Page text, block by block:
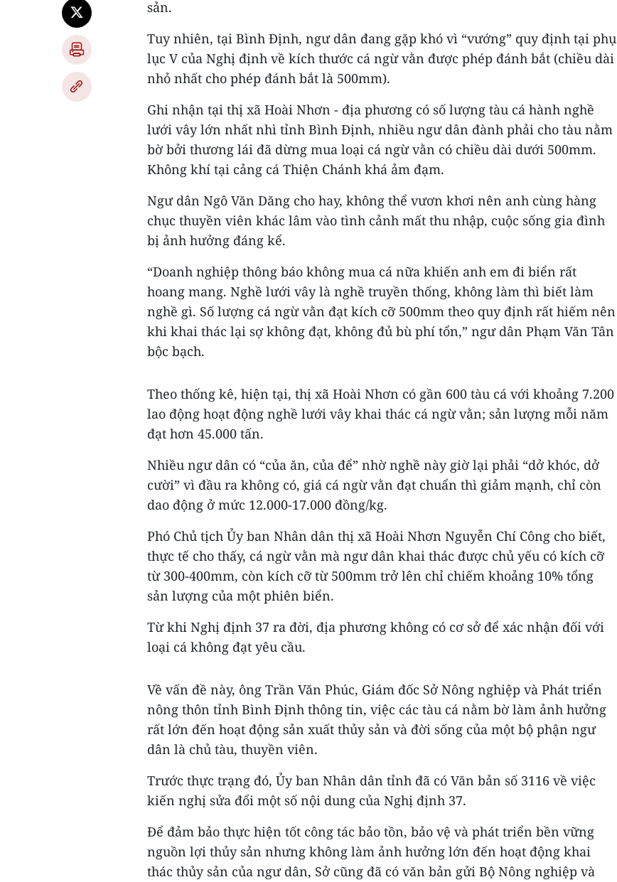
sản.
Tuy nhiên, tại Bình Định, ngư dân đang gặp khó vì “vướng” quy định tại phụ
lục V của Nghị định về kích thước cá ngừ vằn được phép đánh bắt (chiều dài
nhỏ nhất cho phép đánh bắt là 500mm).
Ghi nhận tại thị xã Hoài Nhơn - địa phương có số lượng tàu cá hành nghề
lưới vây lớn nhất nhì tỉnh Bình Định, nhiều ngư dân đành phải cho tàu nằm
bờ bởi thương lái đã dừng mua loại cá ngừ vằn có chiều dài dưới 500mm.
Không khí tại cảng cá Thiện Chánh khá ảm đạm.
Ngư dân Ngô Văn Dăng cho hay, không thể vươn khơi nên anh cùng hàng
chục thuyền viên khác lâm vào tình cảnh mất thu nhập, cuộc sống gia đình
bị ảnh hưởng đáng kể.
“Doanh nghiệp thông báo không mua cá nữa khiến anh em đi biển rất
hoang mang. Nghề lưới vây là nghề truyền thống, không làm thì biết làm
nghề gì. Số lượng cá ngừ vằn đạt kích cỡ 500mm theo quy định rất hiếm nên
khi khai thác lại sợ không đạt, không đủ bù phí tổn,” ngư dân Phạm Văn Tân
bộc bạch.
Theo thống kê, hiện tại, thị xã Hoài Nhơn có gần 600 tàu cá với khoảng 7.200
lao động hoạt động nghề lưới vây khai thác cá ngừ vằn; sản lượng mỗi năm
đạt hơn 45.000 tấn.
Nhiều ngư dân có “của ăn, của để” nhờ nghề này giờ lại phải “dở khóc, dở
cười” vì đầu ra không có, giá cá ngừ vằn đạt chuẩn thì giảm mạnh, chỉ còn
dao động ở mức 12.000-17.000 đồng/kg.
Phó Chủ tịch Ủy ban Nhân dân thị xã Hoài Nhơn Nguyễn Chí Công cho biết,
thực tế cho thấy, cá ngừ vằn mà ngư dân khai thác được chủ yếu có kích cỡ
từ 300-400mm, còn kích cỡ từ 500mm trở lên chỉ chiếm khoảng 10% tổng
sản lượng của một phiên biển.
Từ khi Nghị định 37 ra đời, địa phương không có cơ sở để xác nhận đối với
loại cá không đạt yêu cầu.
Về vấn đề này, ông Trần Văn Phúc, Giám đốc Sở Nông nghiệp và Phát triển
nông thôn tỉnh Bình Định thông tin, việc các tàu cá nằm bờ làm ảnh hưởng
rất lớn đến hoạt động sản xuất thủy sản và đời sống của một bộ phận ngư
dân là chủ tàu, thuyền viên.
Trước thực trạng đó, Ủy ban Nhân dân tỉnh đã có Văn bản số 3116 về việc
kiến nghị sửa đổi một số nội dung của Nghị định 37.
Để đảm bảo thực hiện tốt công tác bảo tồn, bảo vệ và phát triển bền vững
nguồn lợi thủy sản nhưng không làm ảnh hưởng lớn đến hoạt động khai
thác thủy sản của ngư dân, Sở cũng đã có văn bản gửi Bộ Nông nghiệp và